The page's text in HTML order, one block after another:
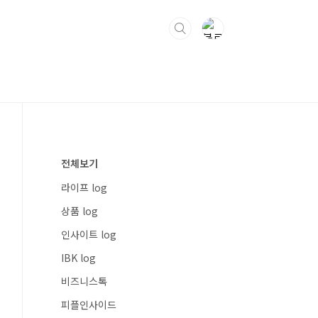
전체보기
라이프 log
상품 log
인사이트 log
IBK log
비즈니스톡
피플인사이드